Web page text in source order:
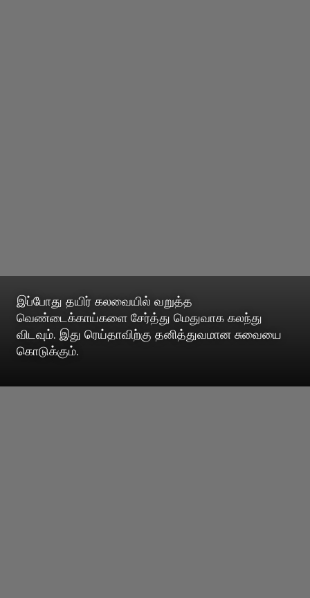
இப்போது தயிர் கலவையில் வறுத்த
வெண்டைக்காய்களை சேர்த்து மெதுவாக கலந்து
விடவும். இது ரெய்தாவிற்கு தனித்துவமான சுவையை
கொடுக்கும்.